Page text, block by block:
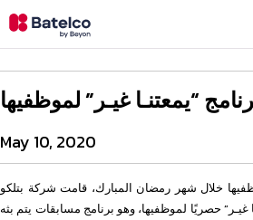
“يمعتنـا غيـر” لموظفيها
May 10, 2020
خلال شهر رمضان المبارك، قامت شركة بتلكو
حصريًا لموظفيها، وهو برنامج مسابقات يتم بثه